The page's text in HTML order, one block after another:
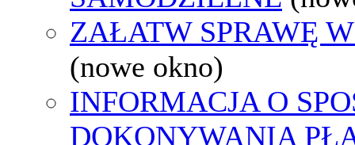
ZAŁATW SPRAWĘ
(nowe okno)
INFORMACJA O
DOKONYWANIA